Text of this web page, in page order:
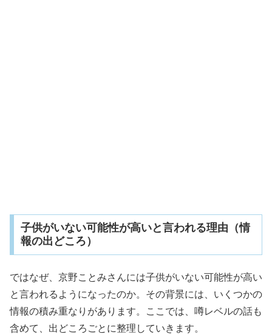
子供がいない可能性が高いと言われる理由（情
報の出どころ）
ではなぜ、京野ことみさんには子供がいない可能性が高い
と言われるようになったのか。その背景には、いくつかの
情報の積み重なりがあります。ここでは、噂レベルの話も
含めて、出どころごとに整理していきます。